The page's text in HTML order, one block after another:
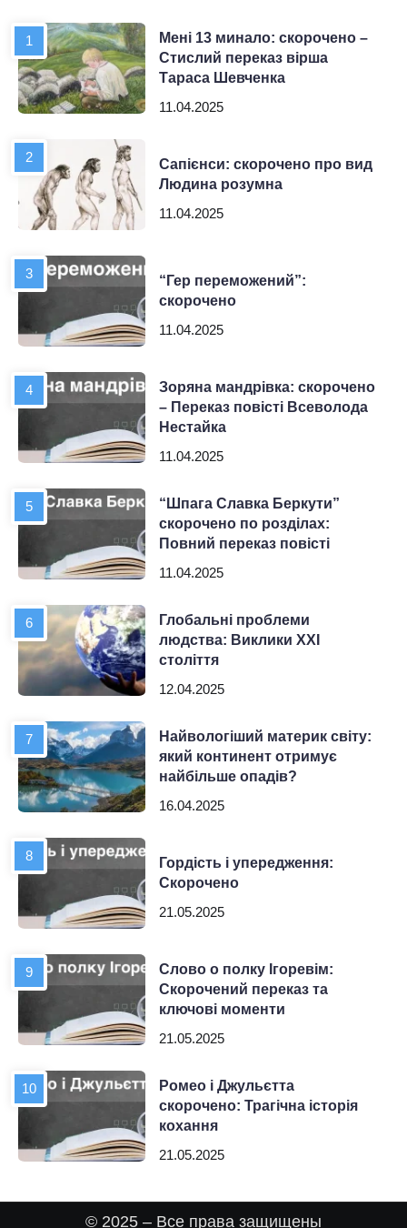
Мені 13 минало: скорочено –
Стислий переказ вірша
Тараса Шевченка
11.04.2025
Сапієнси: скорочено про вид
Людина розумна
11.04.2025
“Гер переможений”:
скорочено
11.04.2025
Зоряна мандрівка: скорочено
– Переказ повісті Всеволода
Нестайка
11.04.2025
“Шпага Славка Беркути”
скорочено по розділах:
Повний переказ повісті
11.04.2025
Глобальні проблеми
людства: Виклики XXI
століття
12.04.2025
Найвологіший материк світу:
який континент отримує
найбільше опадів?
16.04.2025
Гордість і упередження:
Скорочено
21.05.2025
Слово о полку Ігоревім:
Скорочений переказ та
ключові моменти
21.05.2025
Ромео і Джульєтта
скорочено: Трагічна історія
кохання
21.05.2025
© 2025 – Все права защищены